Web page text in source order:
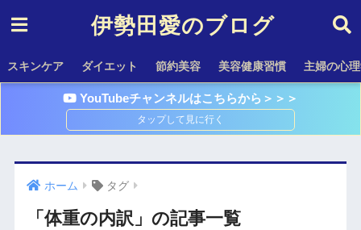
伊勢田愛のブログ
スキンケア ダイエット 節約美容 美容健康習慣 主婦の心
YouTubeチャンネルはこちらから＞＞＞
ホーム タグ
「体重の内訳」の記事一覧